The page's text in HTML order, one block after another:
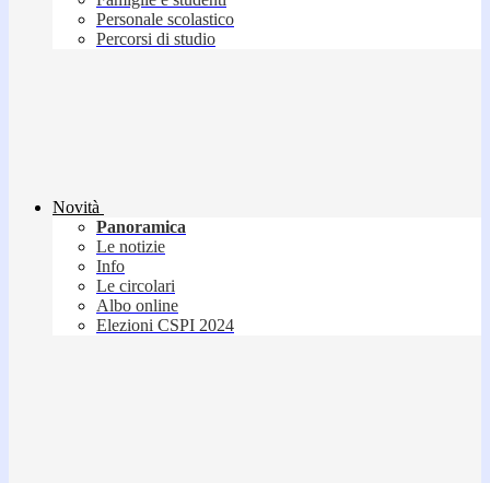
Personale scolastico
Percorsi di studio
Novità
Panoramica
Le notizie
Info
Le circolari
Albo online
Elezioni CSPI 2024